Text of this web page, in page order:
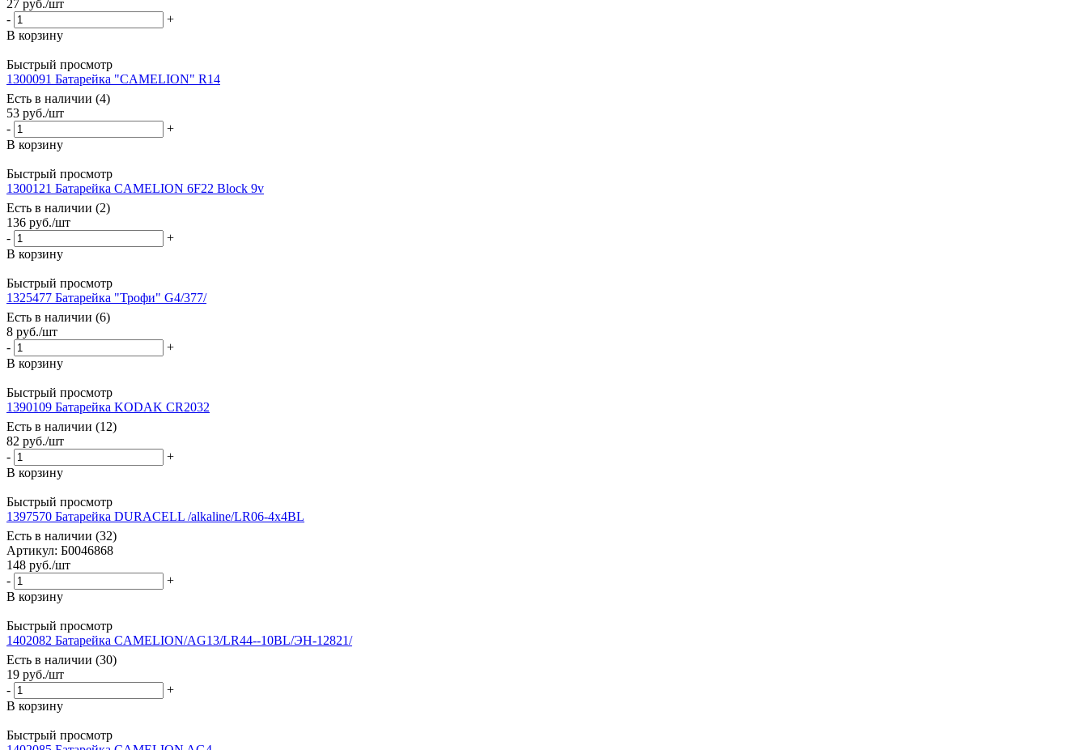
27 руб./шт
-
+
В корзину
Быстрый просмотр
1300091 Батарейка "CAMELION" R14
Есть в наличии (4)
53 руб./шт
-
+
В корзину
Быстрый просмотр
1300121 Батарейка CAMELION 6F22 Block 9v
Есть в наличии (2)
136 руб./шт
-
+
В корзину
Быстрый просмотр
1325477 Батарейка "Трофи" G4/377/
Есть в наличии (6)
8 руб./шт
-
+
В корзину
Быстрый просмотр
1390109 Батарейка KODAK CR2032
Есть в наличии (12)
82 руб./шт
-
+
В корзину
Быстрый просмотр
1397570 Батарейка DURACELL /alkaline/LR06-4х4BL
Есть в наличии (32)
Артикул: Б0046868
148 руб./шт
-
+
В корзину
Быстрый просмотр
1402082 Батарейка CAMELION/AG13/LR44--10BL/ЭН-12821/
Есть в наличии (30)
19 руб./шт
-
+
В корзину
Быстрый просмотр